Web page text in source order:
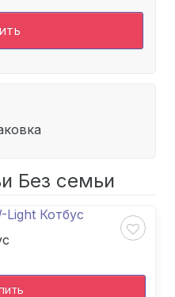
Без семьи